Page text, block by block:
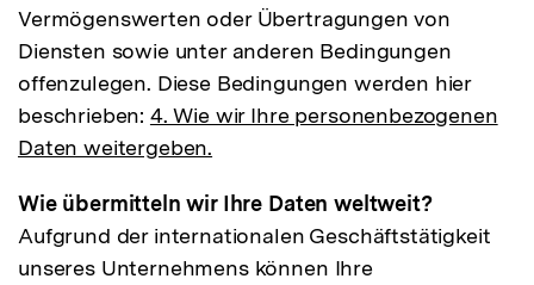
Vermögenswerten oder Übertragungen von
Diensten sowie unter anderen Bedingungen
offenzulegen. Diese Bedingungen werden hier
beschrieben: 4. Wie wir Ihre personenbezogenen
Daten weitergeben.
Wie übermitteln wir Ihre Daten weltweit?
Aufgrund der internationalen Geschäftstätigkeit
unseres Unternehmens können Ihre